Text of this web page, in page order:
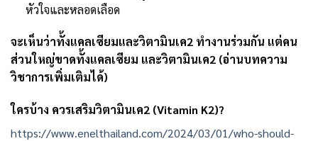
หัวใจและหลอดเลือด
จะเห็นว่าทั้งแคลเซียมและวิตามินเค2 ทำงานร่วมกัน แต่คน
ส่วนใหญ่ขาดทั้งแคลเซียม และวิตามินเค2 (อ่านบทความ
วิชาการเพิ่มเติมได้)
ใครบ้าง ควรเสริมวิตามินเค2 (Vitamin K2)?
https://www.enelthailand.com/2024/03/01/who-should-